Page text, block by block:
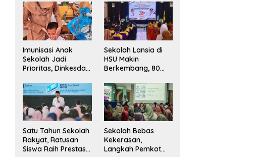
Menarik Minat Siswa
ke SD Negeri
Siswa
Imunisasi Anak
Sekolah Jadi
Prioritas, Dinkesda
Monitoring BIAS
2026
Sekolah Lansia di
HSU Makin
Berkembang, 80
Wisuda Tahun Ini
Satu Tahun Sekolah
Rakyat, Ratusan
Siswa Raih Prestasi
Sekolah Bebas
Kekerasan,
Langkah Pemkot